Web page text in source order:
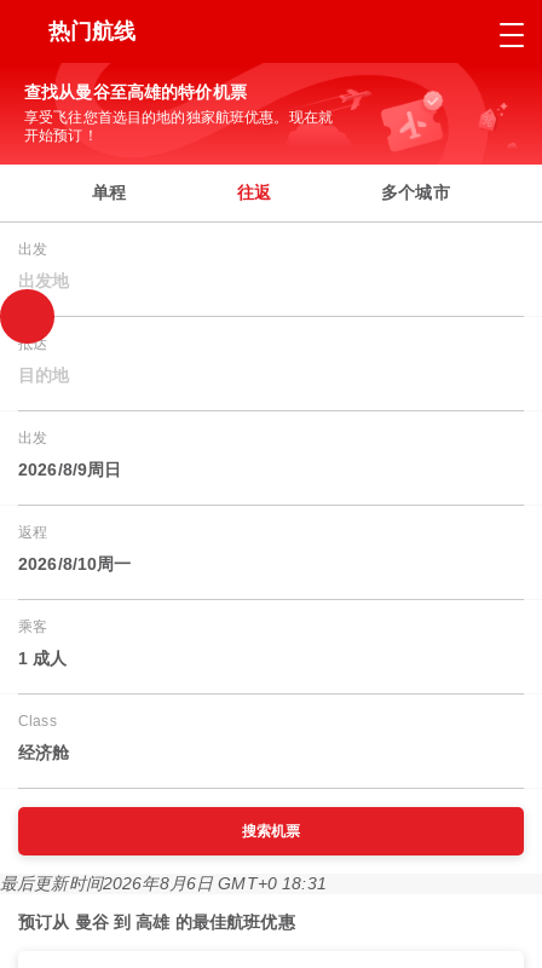
热门航线
查找从曼谷至高雄的特价机票
享受飞往您首选目的地的独家航班优惠。现在就
开始预订！
单程 往返 多个城市
出发
出发地
抵达
目的地
出发
2026/8/9周日
返程
2026/8/10周一
乘客
1 成人
Class
经济舱
搜索机票
最后更新时间2026年8月6日 GMT+0 18:31
预订从 曼谷 到 高雄 的最佳航班优惠